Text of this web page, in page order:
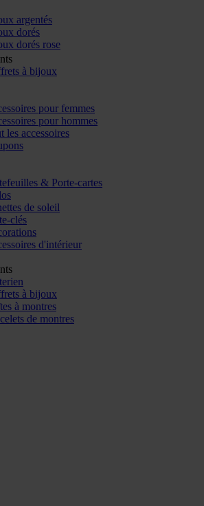
argentés
dorés
dorés rose
à bijoux
pour femmes
pour hommes
les accessoires
& Porte-cartes
de soleil
clés
d'intérieur
à bijoux
à montres
de montres